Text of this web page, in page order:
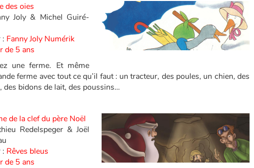
des oies
Joly & Michel Guiré-
: Fanny Joly Numérik
de 5 ans
une ferme. Et même
ferme avec tout ce qu’il faut : un tracteur, des poules, un chien, des
des bidons de lait, des poussins…
de la clef du père Noël
Redelspeger & Joël
: Rêves bleus
de 5 ans